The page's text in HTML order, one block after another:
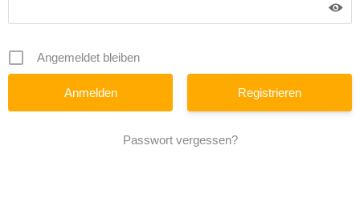
Angemeldet bleiben
Registrieren
Passwort vergessen?